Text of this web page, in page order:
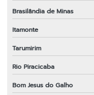
Brasilândia de Minas
Itamonte
Tarumirim
Rio Piracicaba
Bom Jesus do Galho